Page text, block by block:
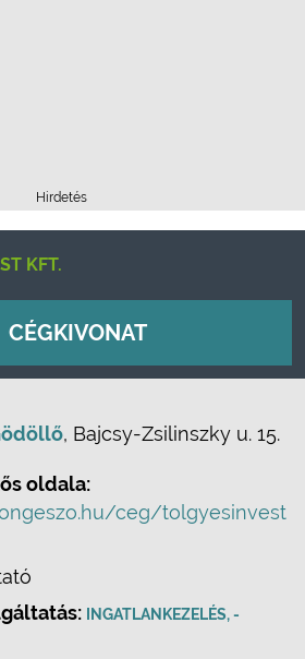
Hirdetés
KFT.
CÉGKIVONAT
, Bajcsy-Zsilinszky u. 15.
oldala:
ceg/tolgyesinvest
INGATLANKEZELÉS, -